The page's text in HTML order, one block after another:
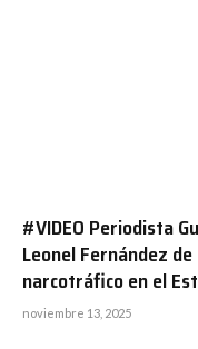
#VIDEO Periodista
Leonel Fernández
narcotráfico en el
noviembre 13, 2025